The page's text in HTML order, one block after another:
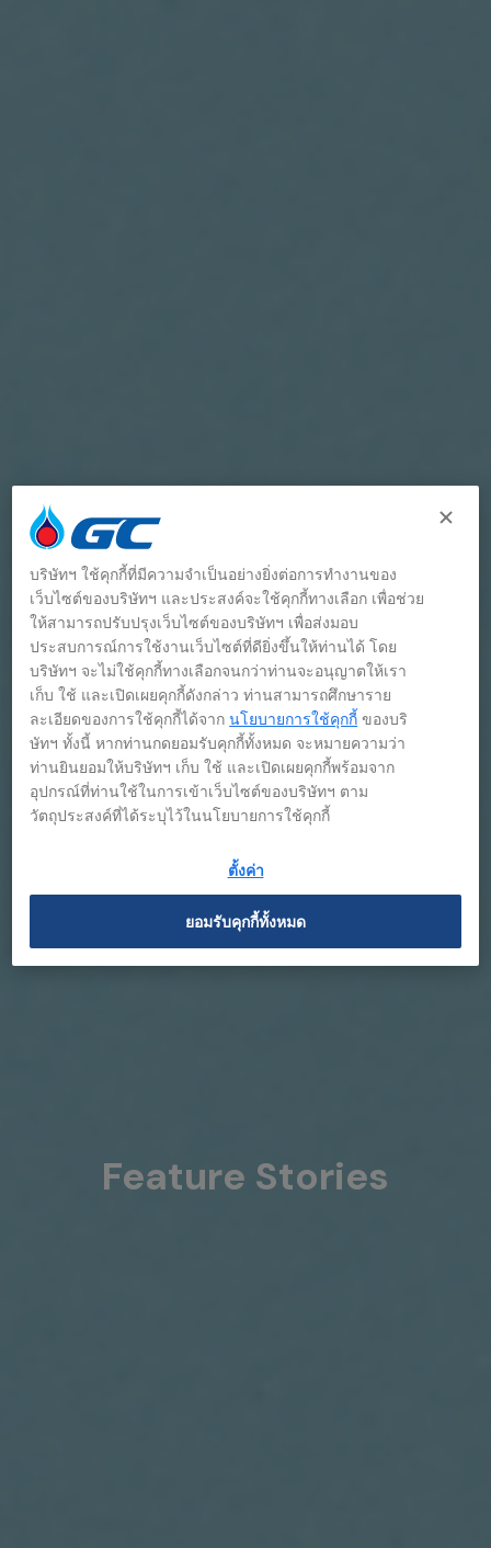
Feature Stories
บริษัทฯ ใช้คุกกี้ที่มีความจำเป็นอย่างยิ่งต่อการทำงานของ
เว็บไซต์ของบริษัทฯ และประสงค์จะใช้คุกกี้ทางเลือก เพื่อช่วย
ให้สามารถปรับปรุงเว็บไซต์ของบริษัทฯ เพื่อส่งมอบ
ประสบการณ์การใช้งานเว็บไซต์ที่ดียิ่งขึ้นให้ท่านได้ โดย
บริษัทฯ จะไม่ใช้คุกกี้ทางเลือกจนกว่าท่านจะอนุญาตให้เรา
เก็บ ใช้ และเปิดเผยคุกกี้ดังกล่าว ท่านสามารถศึกษาราย
ละเอียดของการใช้คุกกี้ได้จากนโยบายการใช้คุกกี้ ของบริ
ษัทฯ ทั้งนี้ หากท่านกดยอมรับคุกกี้ทั้งหมด จะหมายความว่า
ท่านยินยอมให้บริษัทฯ เก็บ ใช้ และเปิดเผยคุกกี้พร้อมจาก
อุปกรณ์ที่ท่านใช้ในการเข้าเว็บไซต์ของบริษัทฯ ตาม
วัตถุประสงค์ที่ได้ระบุไว้ในนโยบายการใช้คุกกี้
ตั้งค่า
ยอมรับคุกกี้ทั้งหมด